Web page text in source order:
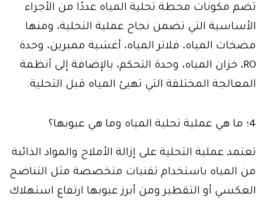
تضم مكونات محطة تحلية المياه عددًا من الأجزاء
الأساسية التي تضمن نجاح عملية التحلية، ومنها
مضخات المياه، فلاتر المياه، أغشية ممبرين، وحدة
RO، خزان المياه، وحدة التحكم، بالإضافة إلى أنظمة
المعالجة المختلفة التي تهيئ المياه قبل التحلية.
4؛ ما هي عملية تحلية المياه وما هي عيوبها؟
تعتمد عملية التحلية على إزالة الأملاح والمواد الذائبة
من المياه باستخدام تقنيات متخصصة مثل التناضح
العكسي أو التقطير ومن أبرز عيوبها ارتفاع استهلاك